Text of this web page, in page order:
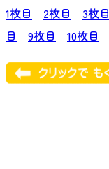
1枚目
2枚目 3枚目
目
9枚目 10枚目